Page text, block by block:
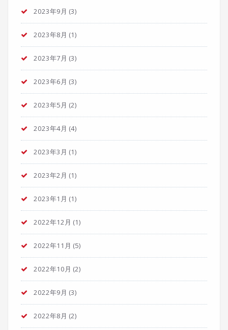
2023年9月 (3)
2023年8月 (1)
2023年7月 (3)
2023年6月 (3)
2023年5月 (2)
2023年4月 (4)
2023年3月 (1)
2023年2月 (1)
2023年1月 (1)
2022年12月 (1)
2022年11月 (5)
2022年10月 (2)
2022年9月 (3)
2022年8月 (2)